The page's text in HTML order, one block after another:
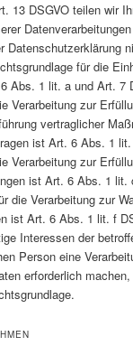
13 DSGVO teilen wir
Datenschutzerklärung
für die
Abs. 1 lit. a und Art. 7
Verarbeitung zur
vertraglicher
ist Art. 6 Abs. 1
Verarbeitung zur
ist Art. 6 Abs. 1 lit.
die Verarbeitung zur
ist Art. 6 Abs. 1 lit. f
Interessen der
Person eine
erforderlich